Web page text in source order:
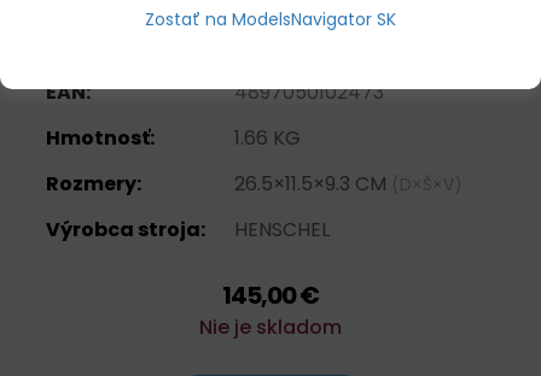
KOMBINOVANE (KOV /
EAN:
4897050102473
Hmotnosť:
1.66 KG
Rozmery:
26.5×11.5×9.3 CM (D×Š×V)
Výrobca stroja: HENSCHEL
145,00 €
Nie je skladom
Zostať na ModelsNavigator SK